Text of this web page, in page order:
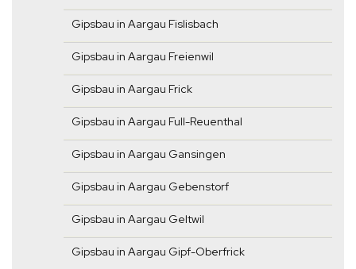
Gipsbau in Aargau Fislisbach
Gipsbau in Aargau Freienwil
Gipsbau in Aargau Frick
Gipsbau in Aargau Full-Reuenthal
Gipsbau in Aargau Gansingen
Gipsbau in Aargau Gebenstorf
Gipsbau in Aargau Geltwil
Gipsbau in Aargau Gipf-Oberfrick